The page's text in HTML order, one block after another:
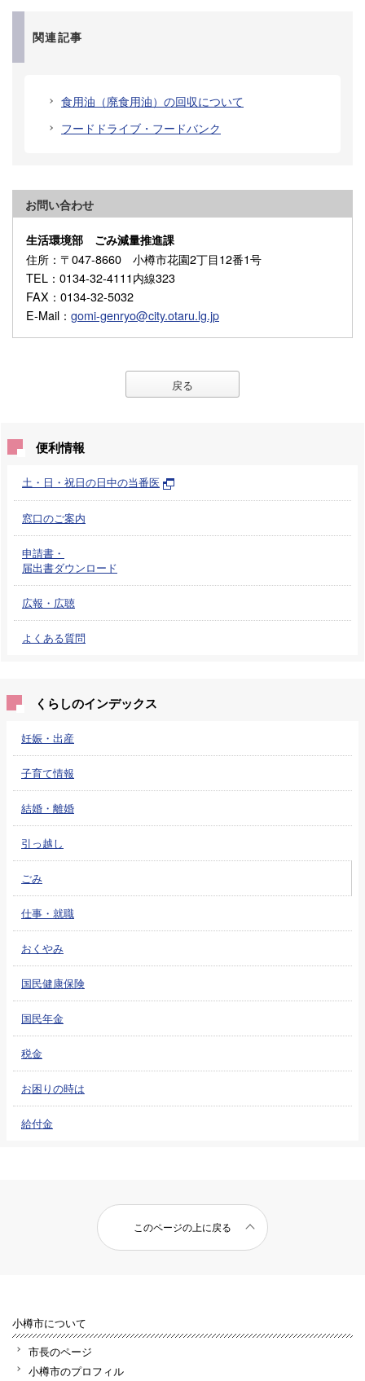
関連記事
食用油（廃食用油）の回収について
フードドライブ・フードバンク
お問い合わせ
生活環境部 ごみ減量推進課
住所 ：〒047-8660 小樽市花園2丁目12番1号
TEL ：0134-32-4111内線323
FAX ：0134-32-5032
E-Mail ： gomi-genryo@city.otaru.lg.jp
戻る
便利情報
土・日・祝日の日中の当番医
窓口のご案内
申請書・
届出書ダウンロード
広報・広聴
よくある質問
くらしのインデックス
妊娠・出産
子育て情報
結婚・離婚
引っ越し
ごみ
仕事・就職
おくやみ
国民健康保険
国民年金
税金
お困りの時は
給付金
このページの上に戻る
小樽市について
市長のページ
小樽市のプロフィル